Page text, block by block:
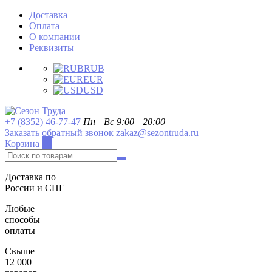
Доставка
Оплата
О компании
Реквизиты
RUB
EUR
USD
+7 (8352) 46-77-47 Пн—Вс 9:00—20:00
Заказать обратный звонок zakaz@sezontruda.ru
Корзина
Доставка по
России и СНГ
Любые
способы
оплаты
Свыше
12 000